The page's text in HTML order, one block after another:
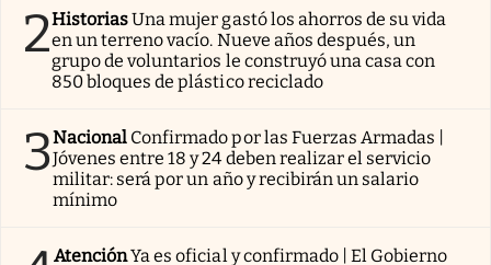
2HistoriasUna mujer gastó los ahorros de su vida
en un terreno vacío. Nueve años después, un
grupo de voluntarios le construyó una casa con
850 bloques de plástico reciclado
3Nacional Confirmado por las Fuerzas Armadas |
Jóvenes entre 18 y 24 deben realizar el servicio
militar: será por un año y recibirán un salario
mínimo
AtenciónYa es oficial y confirmado | El Gobierno